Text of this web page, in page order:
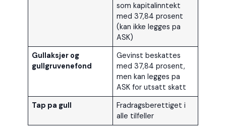
som kapitalinntekt
med 37,84 prosent
(kan ikke legges pa
ASK)
Gullaksjer og
gullgruvenefond
Gevinst beskattes
med 37,84 prosent,
men kan legges pa
ASK for utsatt skatt
Tap pa gull
Fradragsberettiget i
alle tilfeller